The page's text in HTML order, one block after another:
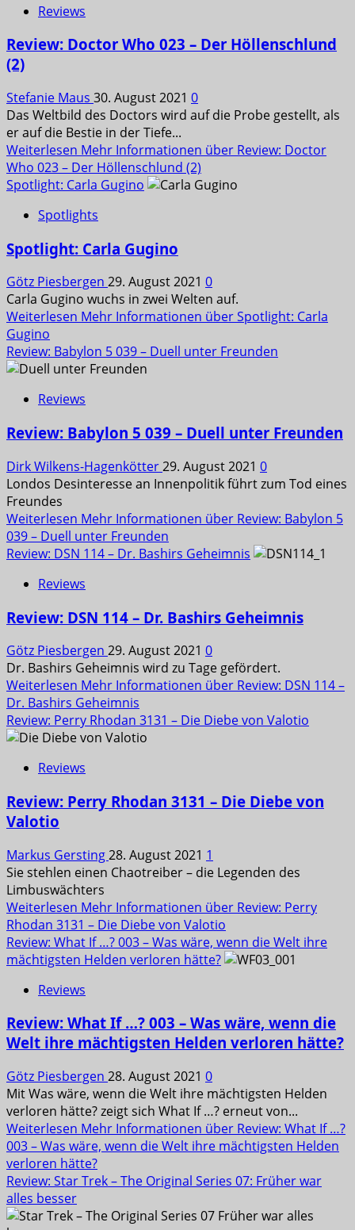
Reviews
Review: Doctor Who 023 – Der Höllenschlund
(2)
Stefanie Maus 30. August 2021 0
Das Weltbild des Doctors wird auf die Probe gestellt, als
er auf die Bestie in der Tiefe...
Weiterlesen Mehr Informationen über Review: Doctor
Who 023 – Der Höllenschlund (2)
Spotlight: Carla Gugino
Spotlights
Spotlight: Carla Gugino
Götz Piesbergen 29. August 2021 0
Carla Gugino wuchs in zwei Welten auf.
Weiterlesen Mehr Informationen über Spotlight: Carla
Gugino
Review: Babylon 5 039 – Duell unter Freunden
Reviews
Review: Babylon 5 039 – Duell unter Freunden
Dirk Wilkens-Hagenkötter29. August 2021 0
Londos Desinteresse an Innenpolitik führt zum Tod eines
Freundes
Weiterlesen Mehr Informationen über Review: Babylon 5
039 – Duell unter Freunden
Review: DSN 114 – Dr. Bashirs Geheimnis
Reviews
Review: DSN 114 – Dr. Bashirs Geheimnis
Götz Piesbergen 29. August 2021 0
Dr. Bashirs Geheimnis wird zu Tage gefördert.
Weiterlesen Mehr Informationen über Review: DSN 114 –
Dr. Bashirs Geheimnis
Review: Perry Rhodan 3131 – Die Diebe von Valotio
Reviews
Review: Perry Rhodan 3131 – Die Diebe von
Valotio
Markus Gersting28. August 2021 1
Sie stehlen einen Chaotreiber – die Legenden des
Limbuswächters
Weiterlesen Mehr Informationen über Review: Perry
Rhodan 3131 – Die Diebe von Valotio
Review: What If …? 003 – Was wäre, wenn die Welt ihre
mächtigsten Helden verloren hätte?
Reviews
Review: What If …? 003 – Was wäre, wenn die
Welt ihre mächtigsten Helden verloren hätte?
Götz Piesbergen 28. August 2021 0
Mit Was wäre, wenn die Welt ihre mächtigsten Helden
verloren hätte? zeigt sich What If …? erneut von...
Weiterlesen Mehr Informationen über Review: What If …?
003 – Was wäre, wenn die Welt ihre mächtigsten Helden
verloren hätte?
Review: Star Trek – The Original Series 07: Früher war
alles besser